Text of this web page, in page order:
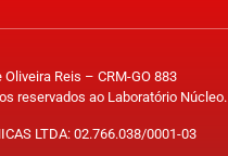
Reis – CRM-GO 883
reservados ao Laboratório Núcleo.
LTDA: 02.766.038/0001-03